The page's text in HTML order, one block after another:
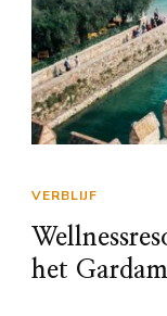
VERBLIJF
het